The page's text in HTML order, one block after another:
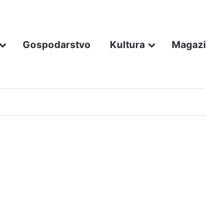
Gospodarstvo Kultura